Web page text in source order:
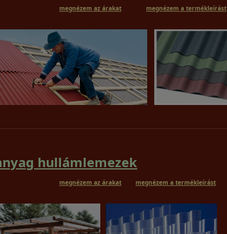
megnézem az árakat megnézem a termékleírást
hullámlemezek
megnézem az árakat megnézem a termékleírást